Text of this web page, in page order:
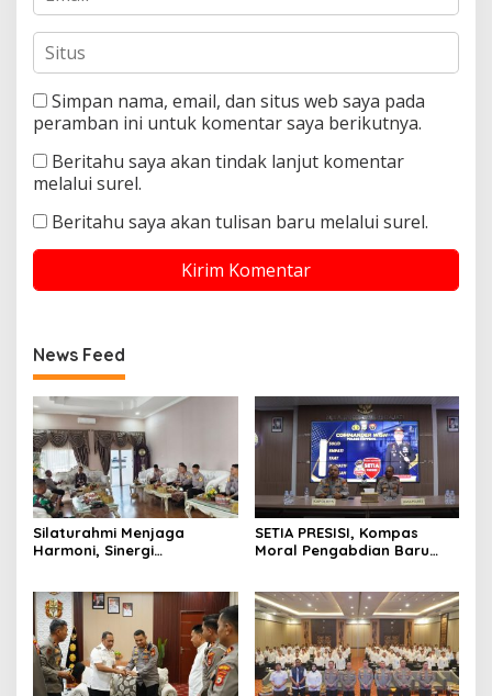
Simpan nama, email, dan situs web saya pada
peramban ini untuk komentar saya berikutnya.
Beritahu saya akan tindak lanjut komentar
melalui surel.
Beritahu saya akan tulisan baru melalui surel.
News Feed
Silaturahmi Menjaga
Harmoni, Sinergi
SETIA PRESISI, Kompas
Moral Pengabdian Baru